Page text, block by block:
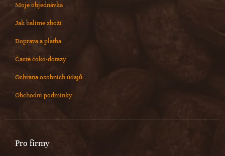
Moje objednávka
Jak balíme zboží
Doprava a platba
Časté čoko-dotazy
Ochrana osobních údajů
Obchodní podmínky
Pro firmy